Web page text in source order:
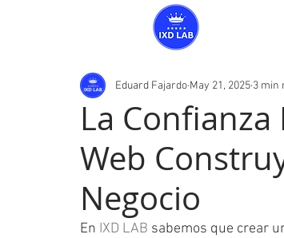
La
Web
Negocio
Eduard Fajardo May 21, 2025 3 min
En IXD LAB sabemos que crear